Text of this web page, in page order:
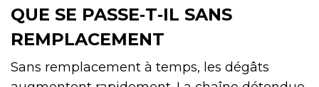
QUE SE PASSE‑T‑IL SANS
REMPLACEMENT
Sans remplacement à temps, les dégâts